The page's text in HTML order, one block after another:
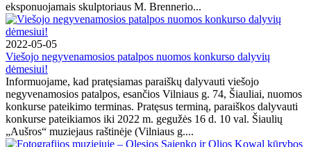
eksponuojamais skulptoriaus M. Brennerio...
2022-05-05
Viešojo negyvenamosios patalpos nuomos konkurso dalyvių
dėmesiui!
Informuojame, kad pratęsiamas paraiškų dalyvauti viešojo
negyvenamosios patalpos, esančios Vilniaus g. 74, Šiauliai, nuomos
konkurse pateikimo terminas. Pratęsus terminą, paraiškos dalyvauti
konkurse pateikiamos iki 2022 m. gegužės 16 d. 10 val. Šiaulių
„Aušros“ muziejaus raštinėje (Vilniaus g....